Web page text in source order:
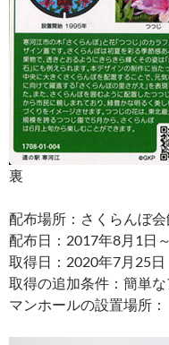
裏
配布場所：さくらんぼ
配布日：2017年8月1日
取得日：2020年7月25日
取得の追加条件：簡単な
マンホールの設置場所：